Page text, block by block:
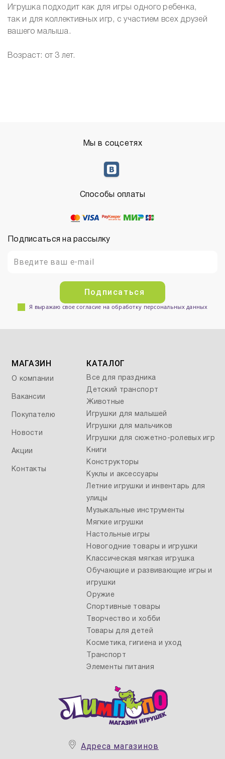
Игрушка подходит как для игры одного ребенка,
так и для коллективных игр, с участием всех друзей
вашего малыша.
Возраст: от 3 лет.
Мы в соцсетях
Подписаться на рассылку
Подписаться
Я выражаю свое согласие на обработку персональных данных
Способы оплаты
Адреса магазинов
МАГАЗИН
О компании
Вакансии
Покупателю
Новости
Акции
Контакты
КАТАЛОГ
Все для праздника
Детский транспорт
Животные
Игрушки для малышей
Игрушки для мальчиков
Игрушки для сюжетно-ролевых игр
Книги
Конструкторы
Куклы и аксессуары
Летние игрушки и инвентарь для
улицы
Музыкальные инструменты
Мягкие игрушки
Настольные игры
Новогодние товары и игрушки
Классическая мягкая игрушка
Обучающие и развивающие игры и
игрушки
Оружие
Спортивные товары
Творчество и хобби
Товары для детей
Косметика, гигиена и уход
Транспорт
Элементы питания